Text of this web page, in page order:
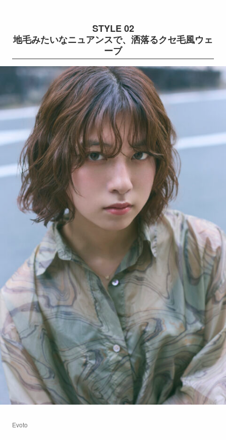
STYLE 02
地毛みたいなニュアンスで、洒落るクセ毛風ウェ
ーブ
Evoto